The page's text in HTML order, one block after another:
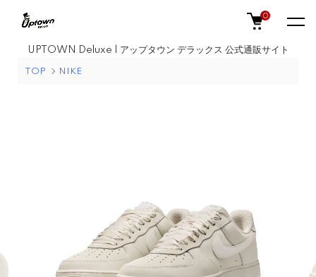
UPTOWN Deluxe | アップタウン デラックス 公式通販サイト
0
TOP NIKE